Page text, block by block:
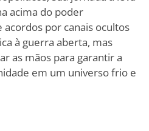
acima do poder
por canais ocultos
à guerra aberta, mas
as mãos para garantir a
em um universo frio e